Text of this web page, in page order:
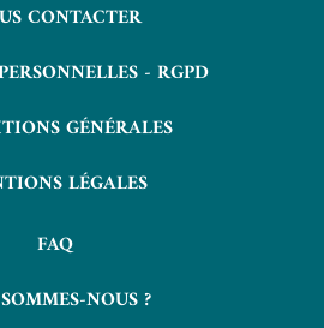
CONTACTER
- RGPD
GÉNÉRALES
LÉGALES
FAQ
NOUS ?